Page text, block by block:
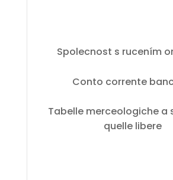
Spolecnost s rucením
Conto corrente
Tabelle merceologiche a
quelle libere